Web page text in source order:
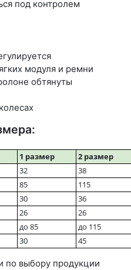
под контролем
модуля и ремни
обтянуты
1 размер
2 размер
32
38
85
115
30
36
26
26
до 85
до 115
30 45
по выбору продукции